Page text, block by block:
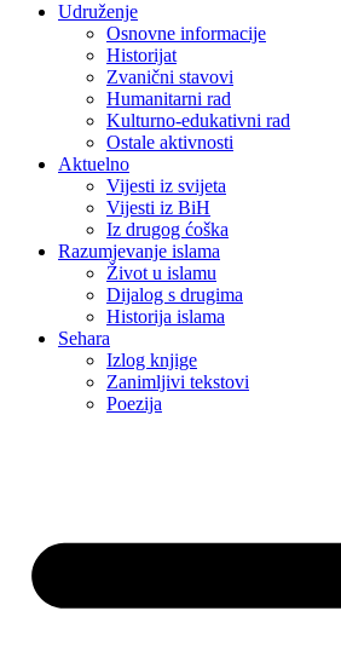
Udruženje
Osnovne informacije
Historijat
Zvanični stavovi
Humanitarni rad
Kulturno-edukativni rad
Ostale aktivnosti
Aktuelno
Vijesti iz svijeta
Vijesti iz BiH
Iz drugog ćoška
Razumjevanje islama
Život u islamu
Dijalog s drugima
Historija islama
Sehara
Izlog knjige
Zanimljivi tekstovi
Poezija